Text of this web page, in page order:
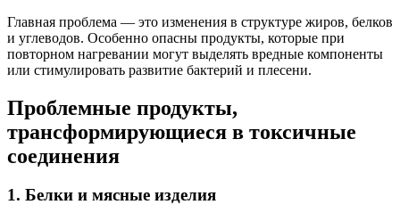
Главная проблема — это изменения в структуре жиров, белков
и углеводов. Особенно опасны продукты, которые при
повторном нагревании могут выделять вредные компоненты
или стимулировать развитие бактерий и плесени.
Проблемные продукты,
трансформирующиеся в токсичные
соединения
1. Белки и мясные изделия